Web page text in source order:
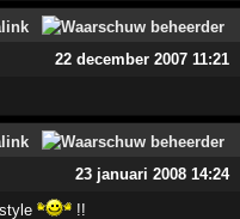
22 december 2007 11:21
23 januari 2008 14:24
!!